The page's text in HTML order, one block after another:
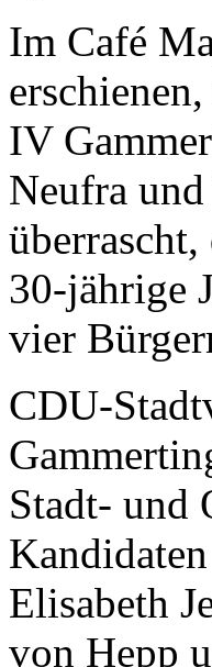
Im Café
IV
Neufra
30-jährige
vier
CDU-
Stadt- und
Elisabeth
von Hepp